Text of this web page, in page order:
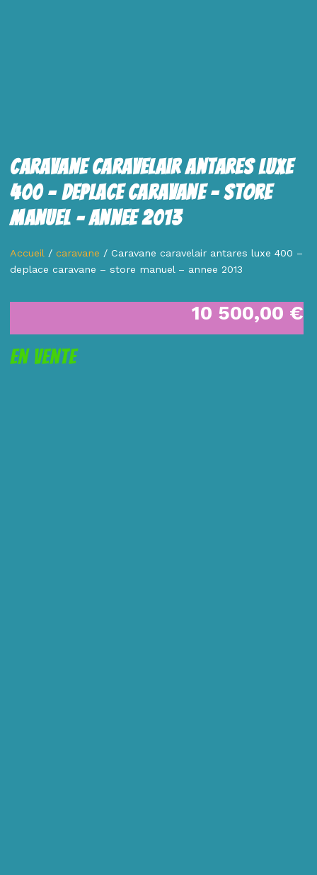
Caravane Caravelair Antares Luxe
400 – Deplace Caravane – Store
Manuel – Annee 2013
Accueil /caravane / Caravane caravelair antares luxe 400 –
deplace caravane – store manuel – annee 2013
10 500,00 €
En Vente